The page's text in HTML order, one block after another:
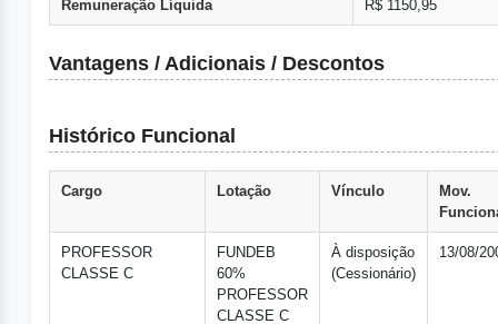
Remuneração Líquida R$ 1150,95
Vantagens / Adicionais / Descontos
Histórico Funcional
Cargo Lotação Vínculo
Mov.
PROFESSOR
CLASSE C
FUNDEB
60%
PROFESSOR
CLASSE C
À disposição
(Cessionário)
13/08/